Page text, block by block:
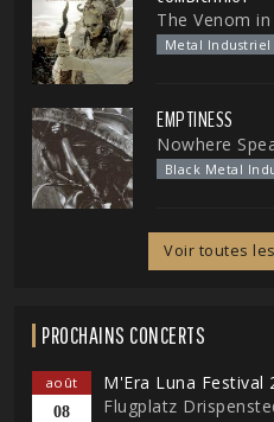
The Venom
Metal Industriel
EMPTINESS
Nowhere
Black Metal
Voir toutes
PROCHAINS CONCERTS
août
08
M'Era Luna Festival
Flugplatz